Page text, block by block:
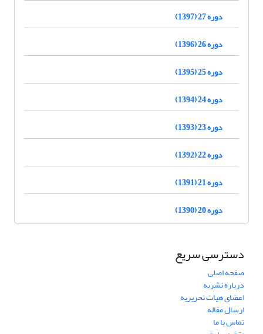
دوره 27 (1397)
دوره 26 (1396)
دوره 25 (1395)
دوره 24 (1394)
دوره 23 (1393)
دوره 22 (1392)
دوره 21 (1391)
دوره 20 (1390)
دسترسی سریع
صفحه اصلی
درباره نشریه
اعضای هیات تحریریه
ارسال مقاله
تماس با ما